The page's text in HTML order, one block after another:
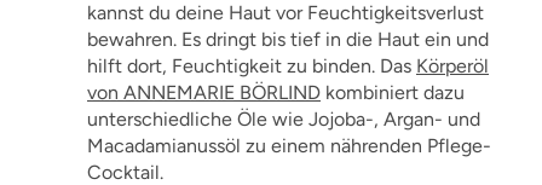
kannst du deine Haut vor Feuchtigkeitsverlust
bewahren. Es dringt bis tief in die Haut ein und
hilft dort, Feuchtigkeit zu binden. Das Körperöl
von ANNEMARIE BÖRLIND kombiniert dazu
unterschiedliche Öle wie Jojoba-, Argan- und
Macadamianussöl zu einem nährenden Pflege-
Cocktail.